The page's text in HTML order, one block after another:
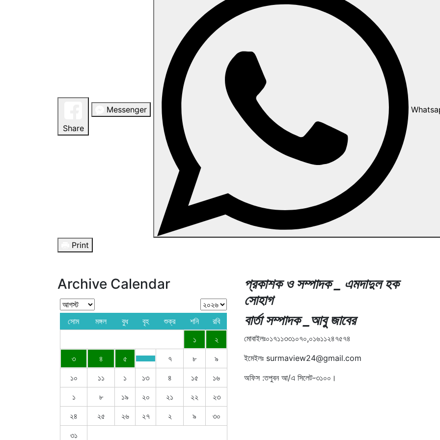
Share
Messenger
Print
Archive Calendar
সোম মঙ্গল বুধ বৃহ শুক্র শনি
রবি
১
২
৩
৪ ৫ ৭ ৮
৯
১০
১১ ১ ১৩ ৪ ১৫
১৬
১
৮ ১৯ ২০ ২১ ২২
২৩
২৪
২৫ ২৬ ২৭ ২ ৯
৩০
৩১
প্রকাশক ও সম্পাদক _ এমদাদুল হক
সোহাগ
বার্তা সম্পাদক _আবু জাবের
মোবাইলঃ০১৭১১৩৩১০৭০,০১৬১১২৪৭৫৭৪
ইমেইলঃ surmaview24@gmail.com
অফিস :তপুবন আ/এ সিলেট-৩১০০।